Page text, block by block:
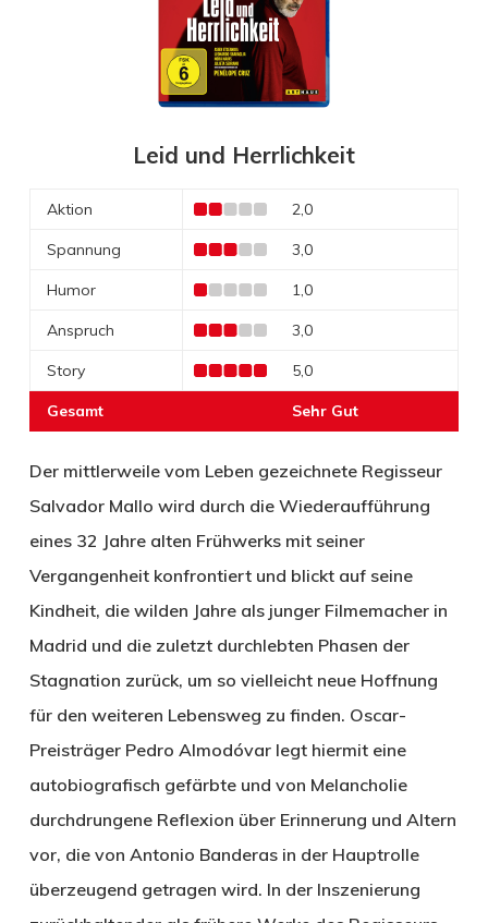
Leid und Herrlichkeit
Aktion 2,0
Spannung 3,0
Humor 1,0
Anspruch 3,0
Story 5,0
Gesamt Sehr Gut
Der mittlerweile vom Leben gezeichnete Regisseur
Salvador Mallo wird durch die Wiederaufführung
eines 32 Jahre alten Frühwerks mit seiner
Vergangenheit konfrontiert und blickt auf seine
Kindheit, die wilden Jahre als junger Filmemacher in
Madrid und die zuletzt durchlebten Phasen der
Stagnation zurück, um so vielleicht neue Hoffnung
für den weiteren Lebensweg zu finden. Oscar-
Preisträger Pedro Almodóvar legt hiermit eine
autobiografisch gefärbte und von Melancholie
durchdrungene Reflexion über Erinnerung und Altern
vor, die von Antonio Banderas in der Hauptrolle
überzeugend getragen wird. In der Inszenierung